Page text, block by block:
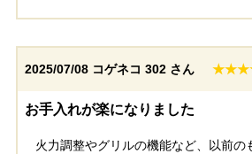
2025/07/08 コゲネコ 302 さん
お手入れが楽になりました
火力調整やグリルの機能など、以前の